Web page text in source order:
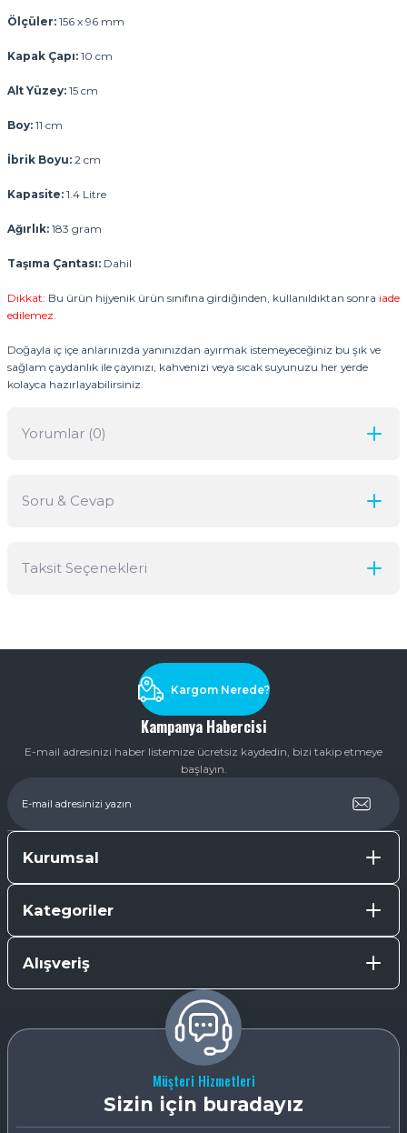
Ölçüler: 156 x 96 mm
Kapak Çapı: 10 cm
Alt Yüzey: 15 cm
Boy: 11 cm
İbrik Boyu: 2 cm
Kapasite: 1.4 Litre
Ağırlık: 183 gram
Taşıma Çantası: Dahil
Dikkat: Bu ürün hijyenik ürün sınıfına girdiğinden, kullanıldıktan sonra iade
edilemez.
Doğayla iç içe anlarınızda yanınızdan ayırmak istemeyeceğiniz bu şık ve
sağlam çaydanlık ile çayınızı, kahvenizi veya sıcak suyunuzu her yerde
kolayca hazırlayabilirsiniz.
Yorumlar (0)
Soru & Cevap
Taksit Seçenekleri
Kampanya Habercisi
E-mail adresinizi haber listemize ücretsiz kaydedin, bizi takip etmeye
başlayın.
Kargom Nerede?
Kurumsal
Kategoriler
Alışveriş
Müşteri Hizmetleri
Sizin için buradayız